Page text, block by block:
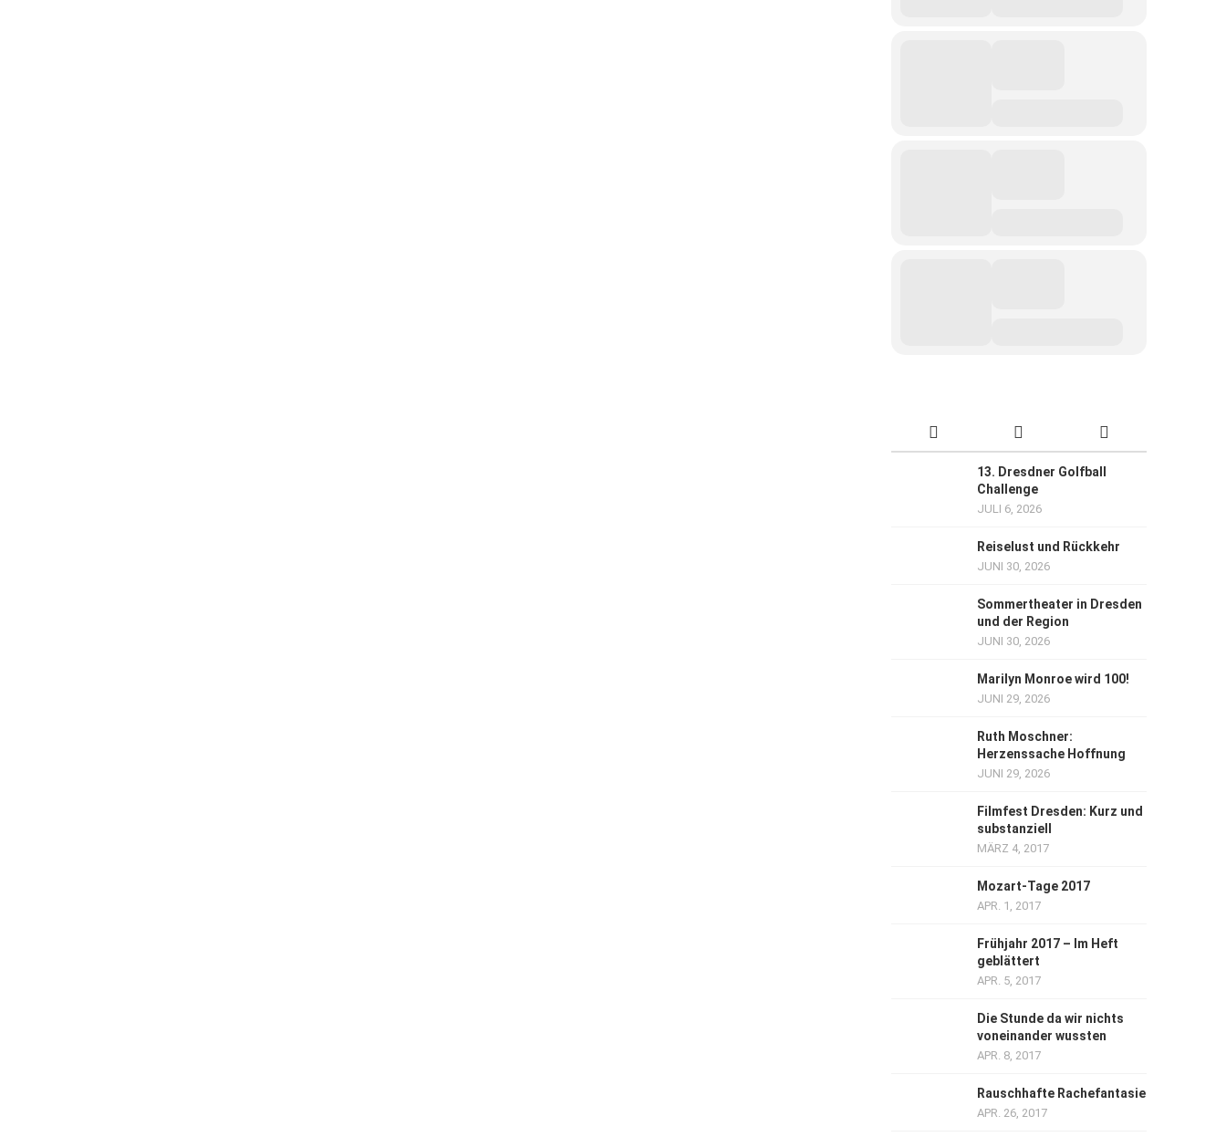
13. Dresdner Golfball
Challenge
JULI 6, 2026
Reiselust und Rückkehr
JUNI 30, 2026
Sommertheater in Dresden
und der Region
JUNI 30, 2026
Marilyn Monroe wird 100!
JUNI 29, 2026
Ruth Moschner:
Herzenssache Hoffnung
JUNI 29, 2026
Filmfest Dresden: Kurz und
substanziell
MÄRZ 4, 2017
Mozart-Tage 2017
APR. 1, 2017
Frühjahr 2017 – Im Heft
geblättert
APR. 5, 2017
Die Stunde da wir nichts
voneinander wussten
APR. 8, 2017
Rauschhafte Rachefantasie
APR. 26, 2017